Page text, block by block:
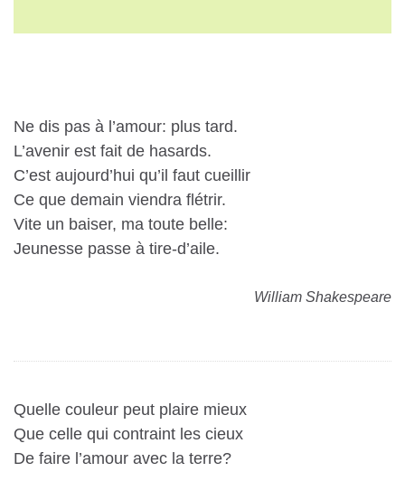
Ne dis pas à l’amour: plus tard.
L’avenir est fait de hasards.
C’est aujourd’hui qu’il faut cueillir
Ce que demain viendra flétrir.
Vite un baiser, ma toute belle:
Jeunesse passe à tire-d’aile.
William Shakespeare
Quelle couleur peut plaire mieux
Que celle qui contraint les cieux
De faire l’amour avec la terre?